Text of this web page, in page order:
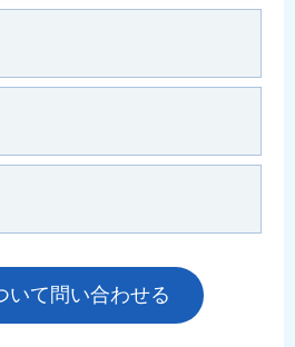
いて問い合わせる